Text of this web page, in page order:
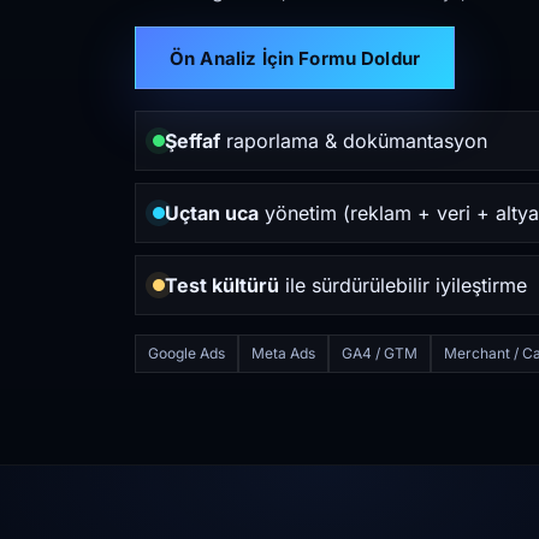
Ön Analiz İçin Formu Doldur
Şeffafraporlama & dokümantasyon
Uçtan uca yönetim (reklam + veri +
Test kültürü ile sürdürülebilir iyileştirme
Google Ads Meta Ads GA4 / GTM Merchant /